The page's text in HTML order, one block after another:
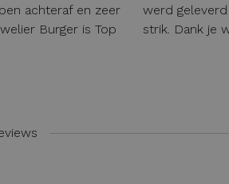
achteraf en zeer
Burger is Top
werd
strik. Dank je